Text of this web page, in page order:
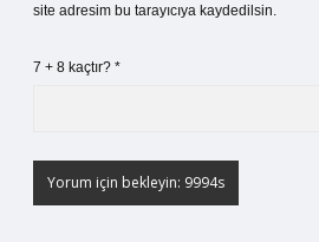
site adresim bu tarayıcıya kaydedilsin.
7 + 8 kaçtır? *